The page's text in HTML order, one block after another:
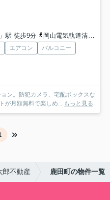
駅 徒歩9分
岡山電気軌道清輝橋線「東中央町」駅 徒歩11分
エアコン
バルコニー
ン。防犯カメラ、宅配ボックスな
が月額無料で楽しめ... もっと見る
郎不動産 鹿田町の物件一覧